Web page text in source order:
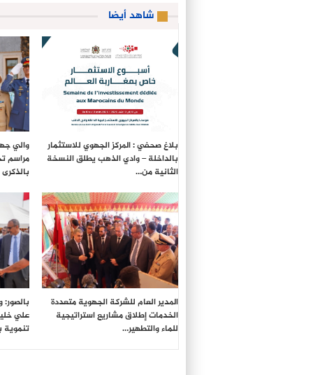
شاهد أيضا
بلاغ صحفي : المركز الجهوي للاستثمار
بالداخلة – وادي الذهب يطلق النسخة
الثانية من…
والي
مراسم
بالذكرى الـ27
المدير العام للشركة الجهوية متعددة
الخدمات إطلاق مشاريع استراتيجية
للماء والتطهير…
علي
تنموية